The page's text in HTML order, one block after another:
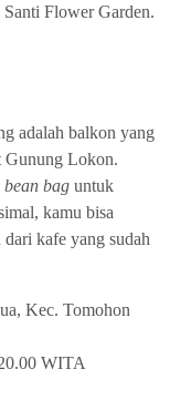
Flower Garden.
adalah balkon yang
Gunung Lokon.
bean bag untuk
kamu bisa
kafe yang sudah
Kec. Tomohon
WITA